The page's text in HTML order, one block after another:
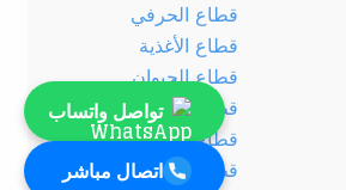
قطاع الحرفي
قطاع الأغذية
قطاع الحيوان
قطاع الصناعات الكيميائية
قطاع الطاقة
قطاع التشييد والبناء
تواصل واتساب
اتصال مباشر